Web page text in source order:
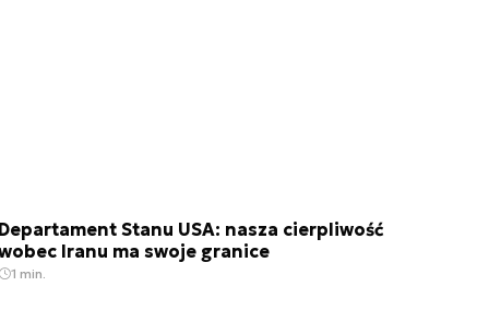
Departament Stanu USA: nasza cierpliwość
Iranu ma swoje granice
1 min.